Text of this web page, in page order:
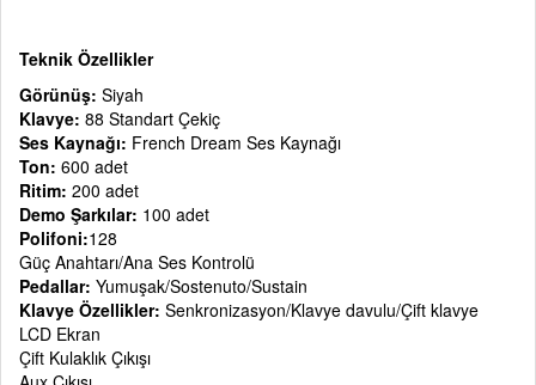
Teknik Özellikler
Görünüş: Siyah
Klavye: 88 Standart Çekiç
Ses Kaynağı: French Dream Ses Kaynağı
Ton: 600 adet
Ritim: 200 adet
Demo Şarkılar: 100 adet
Polifoni:128
Güç Anahtarı/Ana Ses Kontrolü
Pedallar: Yumuşak/Sostenuto/Sustain
Klavye Özellikler: Senkronizasyon/Klavye davulu/Çift klavye
LCD Ekran
Çift Kulaklık Çıkışı